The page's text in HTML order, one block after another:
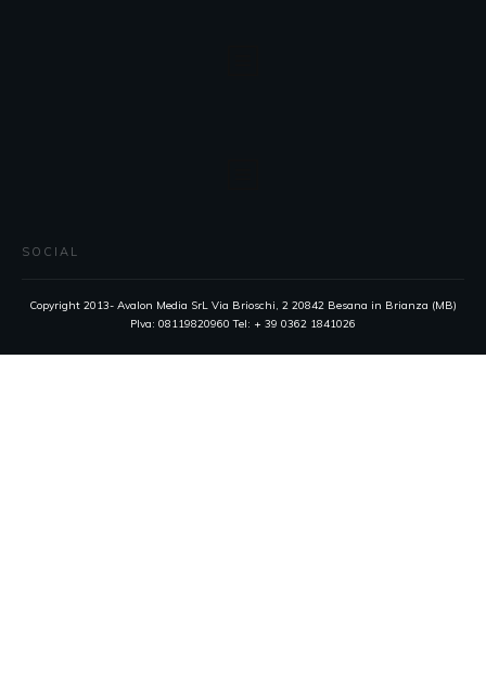
SOCIAL
Copyright 2013- Avalon Media SrL Via Brioschi, 2 20842 Besana in Brianza (MB)
PIva: 08119820960 Tel: + 39 0362 1841026